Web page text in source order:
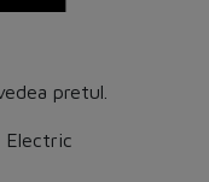
pretul.
Electric